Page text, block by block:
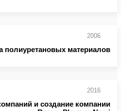
2006
полиуретановых материалов
2016
и создание компании